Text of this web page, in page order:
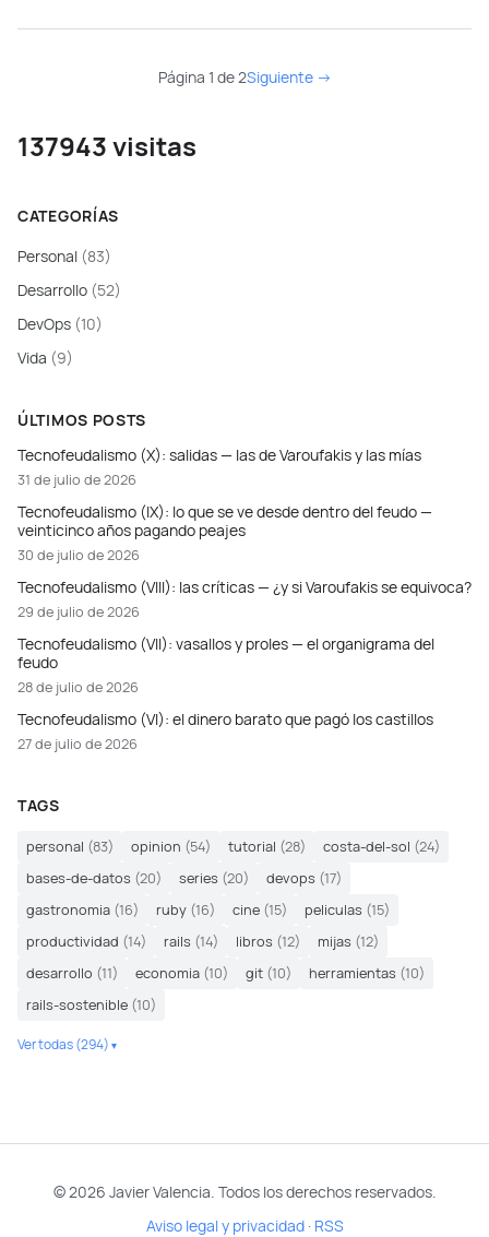
Página 1 de 2Siguiente →
137943 visitas
CATEGORÍAS
Personal (83)
Desarrollo (52)
DevOps (10)
Vida (9)
ÚLTIMOS POSTS
Tecnofeudalismo (X): salidas — las de Varoufakis y las mías
31 de julio de 2026
Tecnofeudalismo (IX): lo que se ve desde dentro del feudo —
veinticinco años pagando peajes
30 de julio de 2026
Tecnofeudalismo (VIII): las críticas — ¿y si Varoufakis se equivoca?
29 de julio de 2026
Tecnofeudalismo (VII): vasallos y proles — el organigrama del
feudo
28 de julio de 2026
Tecnofeudalismo (VI): el dinero barato que pagó los castillos
27 de julio de 2026
TAGS
personal (83) opinion (54) tutorial (28) costa-del-sol (24)
bases-de-datos (20) series (20) devops (17)
gastronomia (16) ruby (16) cine (15) peliculas (15)
productividad (14) rails (14) libros (12) mijas (12)
desarrollo (11) economia (10) git (10) herramientas (10)
rails-sostenible (10)
Ver todas (294)
© 2026 Javier Valencia. Todos los derechos reservados.
Aviso legal y privacidad · RSS